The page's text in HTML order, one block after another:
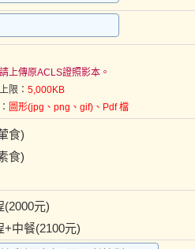
上傳原ACLS證照影本。
限： 5,000KB
圖形(jpg、png、gif)、Pdf 檔
食)
食)
(2000元)
+中餐(2100元)